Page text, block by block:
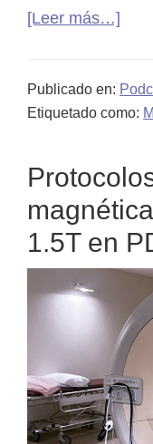
[Leer más…]
y
de
para
Curly
Publicado en:
Etiquetado como:
1.5T en